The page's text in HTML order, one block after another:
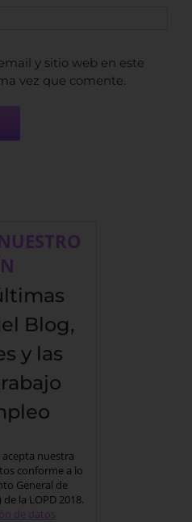
y sitio web en este
vez que comente.
Blog,
y las
nuestra
conforme a lo
General de
la LOPD 2018.
de datos